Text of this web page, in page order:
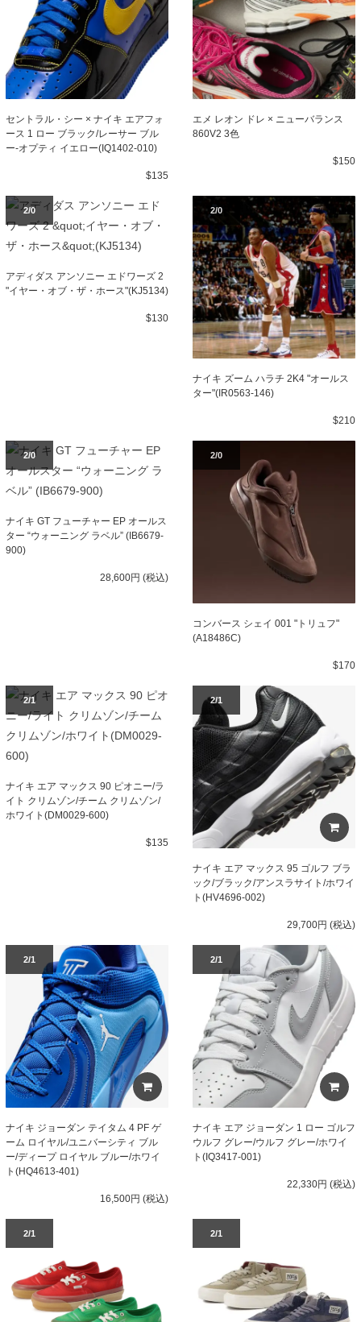
セントラル・シー × ナイキ エアフォ
ース 1 ロー ブラック/レーサー ブル
ー-オプティ イエロー(IQ1402-010)
$135
エメ レオン ドレ × ニューバランス
860V2 3色
$150
2/0
アディダス アンソニー エドワーズ 2
"イヤー・オブ・ザ・ホース"(KJ5134)
$130
2/0
ナイキ ズーム ハラチ 2K4 "オールス
ター"(IR0563-146)
$210
2/0
ナイキ GT フューチャー EP オールス
ター “ウォーニング ラベル” (IB6679-
900)
28,600円 (税込)
2/0
コンバース シェイ 001 "トリュフ"
(A18486C)
$170
2/1
ナイキ エア マックス 90 ピオニー/ラ
イト クリムゾン/チーム クリムゾン/
ホワイト(DM0029-600)
$135
2/1
ナイキ エア マックス 95 ゴルフ ブラ
ック/ブラック/アンスラサイト/ホワイ
ト(HV4696-002)
29,700円 (税込)
2/1
ナイキ ジョーダン テイタム 4 PF ゲ
ーム ロイヤル/ユニバーシティ ブル
ー/ディープ ロイヤル ブルー/ホワイ
ト(HQ4613-401)
16,500円 (税込)
2/1
ナイキ エア ジョーダン 1 ロー ゴルフ
ウルフ グレー/ウルフ グレー/ホワイ
ト(IQ3417-001)
22,330円 (税込)
2/1 2/1